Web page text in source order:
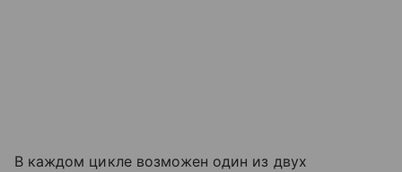
В каждом цикле возможен один из двух